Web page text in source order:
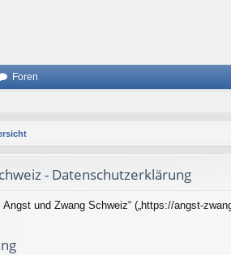
Foren
- Datenschutzerklärung
und Zwang Schweiz“ („https://angst-